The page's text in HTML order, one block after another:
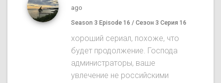
ago
Season 3 Episode 16 / Сезон 3 Серия 16
хороший сериал, похоже, что
будет продолжение. Господа
администраторы, ваше
увлечение не российскими